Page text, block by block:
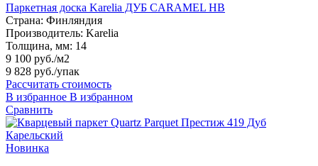
Паркетная доска Karelia ДУБ CARAMEL HB
Страна: Финляндия
Производитель: Karelia
Толщина, мм: 14
9 100 руб./м2
9 828 руб./упак
Рассчитать стоимость
В избранное В избранном
Сравнить
Новинка